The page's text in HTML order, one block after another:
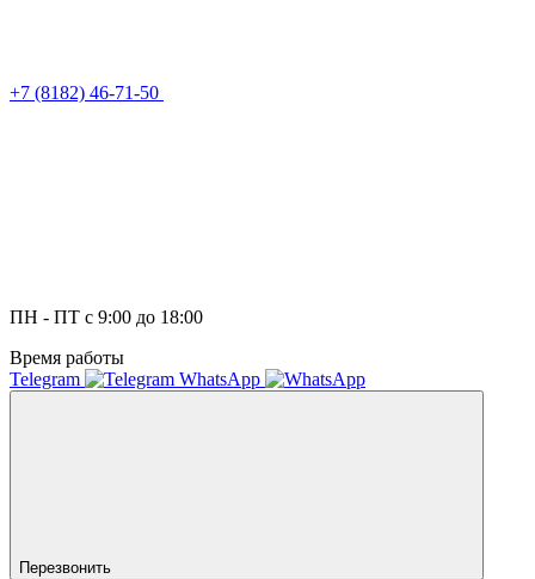
+7 (8182) 46-71-50
ПН - ПТ с 9:00 до 18:00
Время работы
Telegram
WhatsApp
Перезвонить